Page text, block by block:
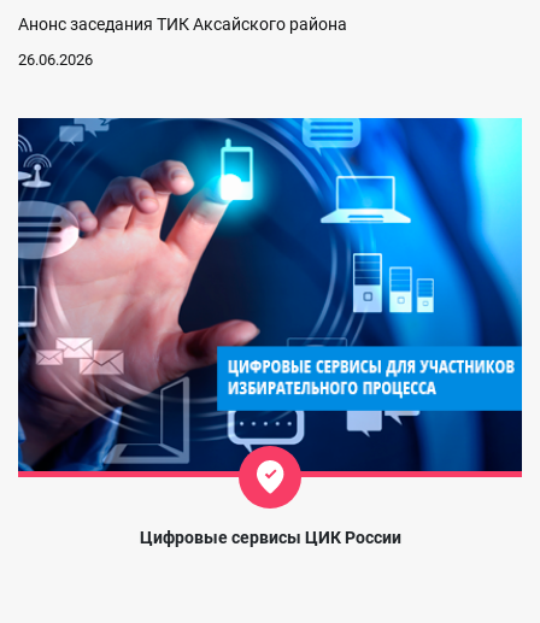
Анонс заседания ТИК Аксайского района
26.06.2026
Цифровые сервисы ЦИК России